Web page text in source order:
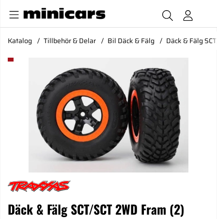
Katalog Tillbehör & Delar Bil Däck & Fälg Däck & Fälg
Produktbilder Däck & Fälg SCT/SCT 2WD Fram (2)
Däck & Fälg SCT/SCT 2WD Fram (2)